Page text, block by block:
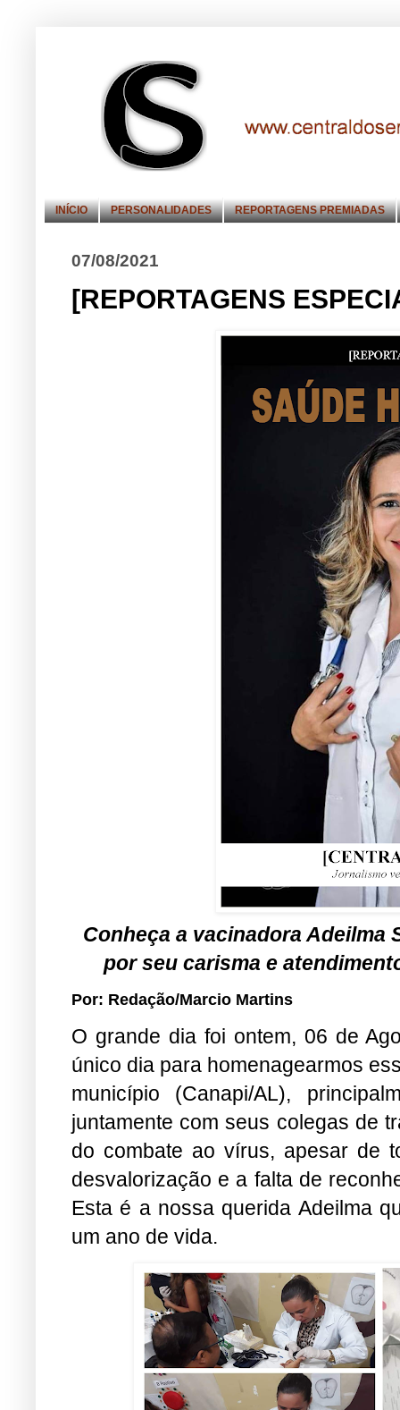
INÍCIO PERSONALIDADES REPORTAGENS PREMIADAS
07/08/2021
[REPORTAGENS
Conheça a vacinadora Adeilma
por seu carisma e
Por: Redação/Marcio Martins
O grande dia foi ontem, 06 de
único dia para homenagearmos
município (Canapi/AL),
juntamente com seus colegas de
do combate ao vírus, apesar de
desvalorização e a falta de
Esta é a nossa querida Adeilma
um ano de vida.